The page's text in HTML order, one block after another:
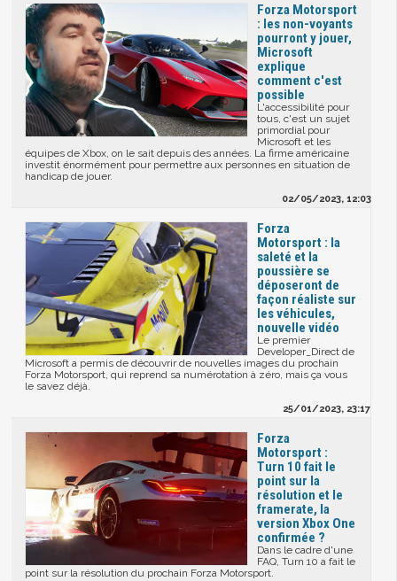
Forza Motorsport
: les non-voyants
pourront y jouer,
Microsoft
explique
comment c'est
possible
L'accessibilité pour
tous, c'est un sujet
primordial pour
Microsoft et les
équipes de Xbox, on le sait depuis des années. La firme américaine
investit énormément pour permettre aux personnes en situation de
handicap de jouer.
02/05/2023, 12:03
Forza
Motorsport : la
saleté et la
poussière se
déposeront de
façon réaliste sur
les véhicules,
nouvelle vidéo
Le premier
Developer_Direct de
Microsoft a permis de découvrir de nouvelles images du prochain
Forza Motorsport, qui reprend sa numérotation à zéro, mais ça vous
le savez déjà.
25/01/2023, 23:17
Forza
Motorsport :
Turn 10 fait le
point sur la
résolution et le
framerate, la
version Xbox One
confirmée ?
Dans le cadre d'une
FAQ, Turn 10 a fait le
point sur la résolution du prochain Forza Motorsport.